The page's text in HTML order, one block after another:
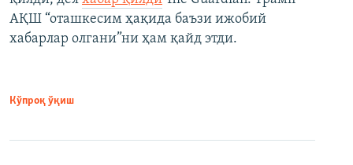
АҚШ “оташкесим ҳақида баъзи ижобий
хабарлар олгани”ни ҳам қайд этди.
Кўпроқ ўқиш